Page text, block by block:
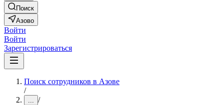
Поиск
Азово
Войти
Войти
Зарегистрироваться
Поиск сотрудников в Азове
/
... /